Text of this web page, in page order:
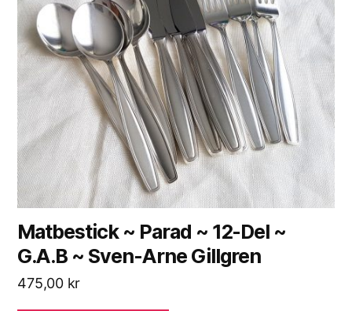
Matbestick ~ Parad ~ 12-Del ~
G.A.B ~ Sven-Arne Gillgren
475,00 kr